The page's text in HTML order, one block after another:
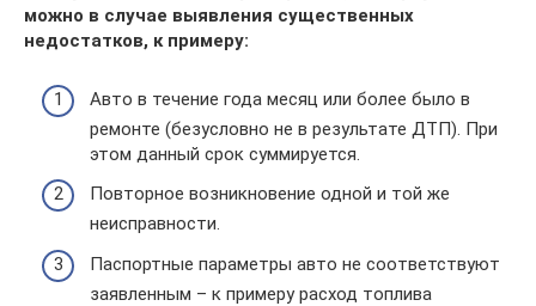
можно в случае выявления существенных
недостатков, к примеру:
Авто в течение года месяц или более было в
ремонте (безусловно не в результате ДТП). При
этом данный срок суммируется.
Повторное возникновение одной и той же
неисправности.
Паспортные параметры авто не соответствуют
заявленным – к примеру расход топлива